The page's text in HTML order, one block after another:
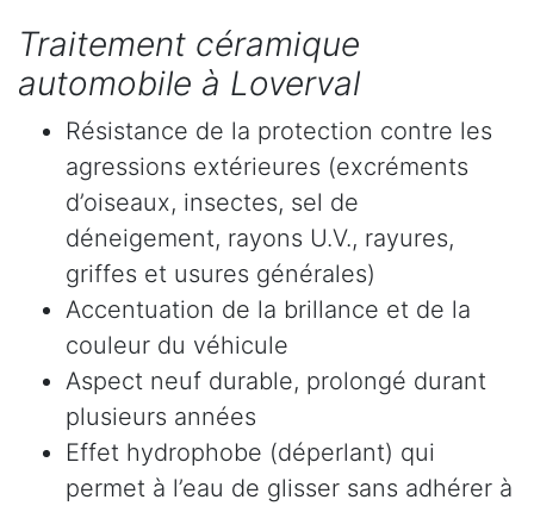
Traitement céramique
automobile à Loverval
Résistance de la protection contre les
agressions extérieures (excréments
d’oiseaux, insectes, sel de
déneigement, rayons U.V., rayures,
griffes et usures générales)
Accentuation de la brillance et de la
couleur du véhicule
Aspect neuf durable, prolongé durant
plusieurs années
Effet hydrophobe (déperlant) qui
permet à l’eau de glisser sans adhérer à